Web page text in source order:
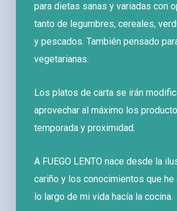
para dietas sanas y variadas con
tanto de legumbres, cereales,
y pescados. También pensado
vegetarianas.
Los platos de carta se irán
aprovechar al máximo los
temporada y proximidad.
A FUEGO LENTO nace desde la
cariño y los conocimientos que he
lo largo de mi vida hacía la cocina.